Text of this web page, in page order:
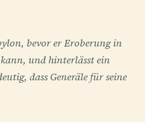
bevor er Eroberung in
und hinterlässt ein
dass Generäle für seine